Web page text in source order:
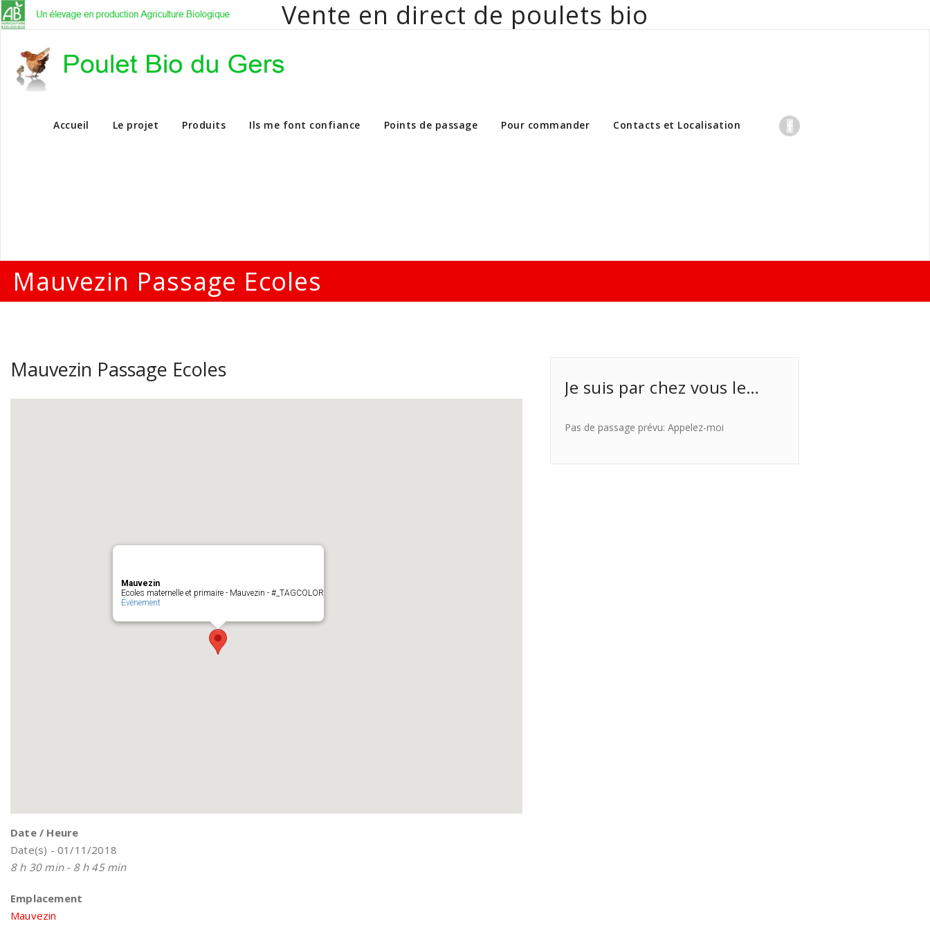
Vente en direct de poulets bio
Vente en direct de poulets bio aux particuliers et professionnels
Accueil Le projet Produits Ils me font confiance Points de passage Pour commander Contacts et Localisation
Mauvezin Passage Ecoles
Mauvezin Passage Ecoles
Mauvezin
Ecoles maternelle et primaire - Mauvezin - #_TAGCOLOR
Évènement
Date / Heure
Date(s) - 01/11/2018
8 h 30 min - 8 h 45 min
Emplacement
Mauvezin
Je suis par chez vous le…
Pas de passage prévu: Appelez-moi